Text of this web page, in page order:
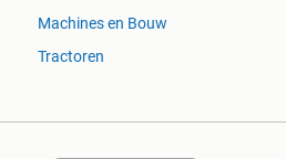
Machines en Bouw
Tractoren